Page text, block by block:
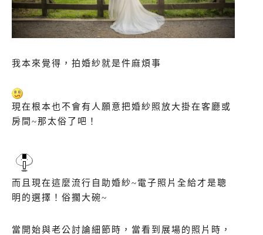
我本來覺得，拍婚紗就是件麻煩事
現在根本也不會有人願意把婚紗照放大掛在客廳或
房間~那太俗了吧！
而且現在這麼流行自助婚紗~電子照片全給才是聰
明的選擇！俗擱大碗~
當開始與老公討論細節時，當看到展場的照片時，